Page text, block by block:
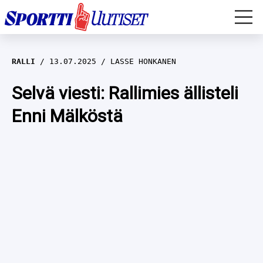
EM-YLEISURHEILU
JÄÄKIEKKO
YLEISURHEILU
RALLI 13.07.2025 LASSE HONKANEN
Selvä viesti: Rallimies ällisteli
Enni Mälköstä